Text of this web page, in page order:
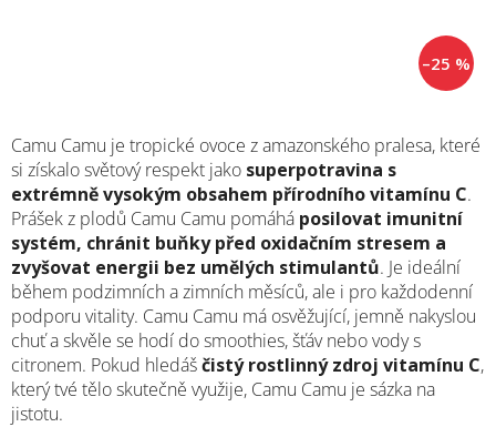
–25 %
Camu Camu je tropické ovoce z amazonského pralesa, které
si získalo světový respekt jako superpotravina s
extrémně vysokým obsahem přírodního vitamínu C.
Prášek z plodů Camu Camu pomáhá posilovat imunitní
systém, chránit buňky před oxidačním stresem a
zvyšovat energii bez umělých stimulantů. Je ideální
během podzimních a zimních měsíců, ale i pro každodenní
podporu vitality. Camu Camu má osvěžující, jemně nakyslou
chuť a skvěle se hodí do smoothies, šťáv nebo vody s
citronem. Pokud hledáščistý rostlinný zdroj vitamínu C,
který tvé tělo skutečně využije, Camu Camu je sázka na
jistotu.